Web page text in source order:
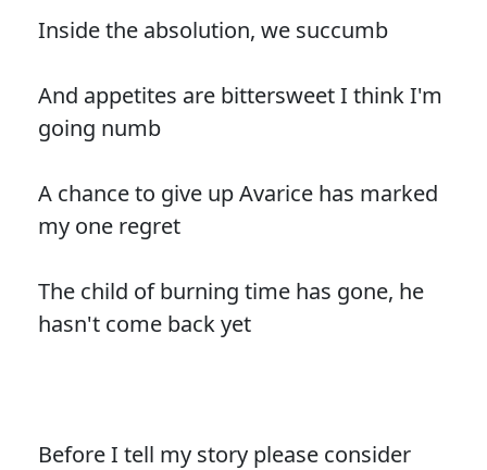
Inside the absolution, we succumb
And appetites are bittersweet I think I'm
going numb
A chance to give up Avarice has marked
my one regret
The child of burning time has gone, he
hasn't come back yet
Before I tell my story please consider